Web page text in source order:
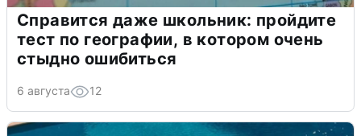
Справится даже школьник: пройдите
тест по географии, в котором очень
стыдно ошибиться
6 августа 12